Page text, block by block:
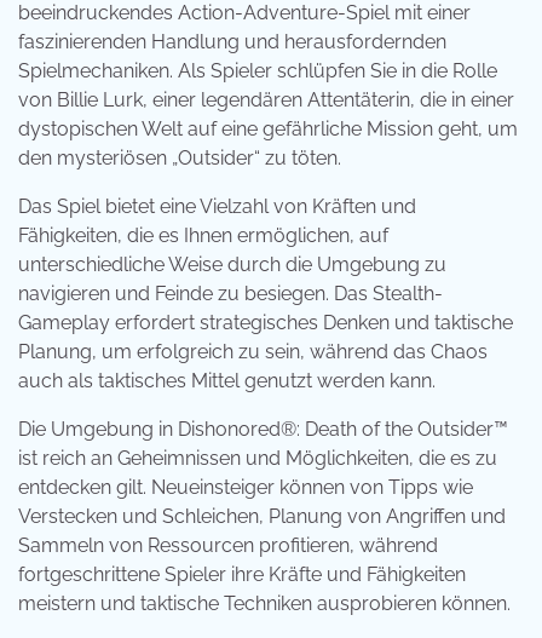
beeindruckendes Action-Adventure-Spiel mit einer
faszinierenden Handlung und herausfordernden
Spielmechaniken. Als Spieler schlüpfen Sie in die Rolle
von Billie Lurk, einer legendären Attentäterin, die in einer
dystopischen Welt auf eine gefährliche Mission geht, um
den mysteriösen „Outsider“ zu töten.
Das Spiel bietet eine Vielzahl von Kräften und
Fähigkeiten, die es Ihnen ermöglichen, auf
unterschiedliche Weise durch die Umgebung zu
navigieren und Feinde zu besiegen. Das Stealth-
Gameplay erfordert strategisches Denken und taktische
Planung, um erfolgreich zu sein, während das Chaos
auch als taktisches Mittel genutzt werden kann.
Die Umgebung in Dishonored®: Death of the Outsider™
ist reich an Geheimnissen und Möglichkeiten, die es zu
entdecken gilt. Neueinsteiger können von Tipps wie
Verstecken und Schleichen, Planung von Angriffen und
Sammeln von Ressourcen profitieren, während
fortgeschrittene Spieler ihre Kräfte und Fähigkeiten
meistern und taktische Techniken ausprobieren können.